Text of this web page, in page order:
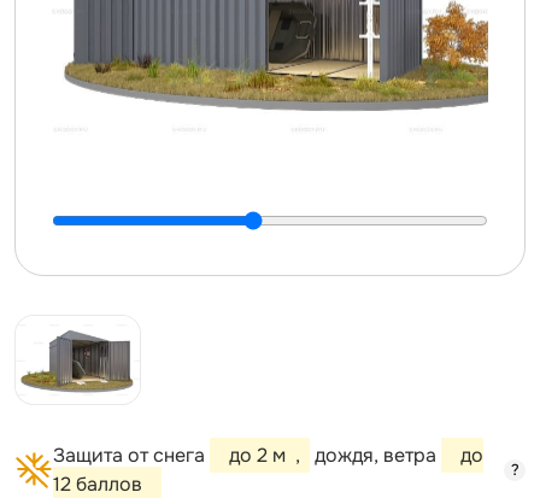
Защита от снега до 2 м , дождя, ветра
до
12 баллов
?